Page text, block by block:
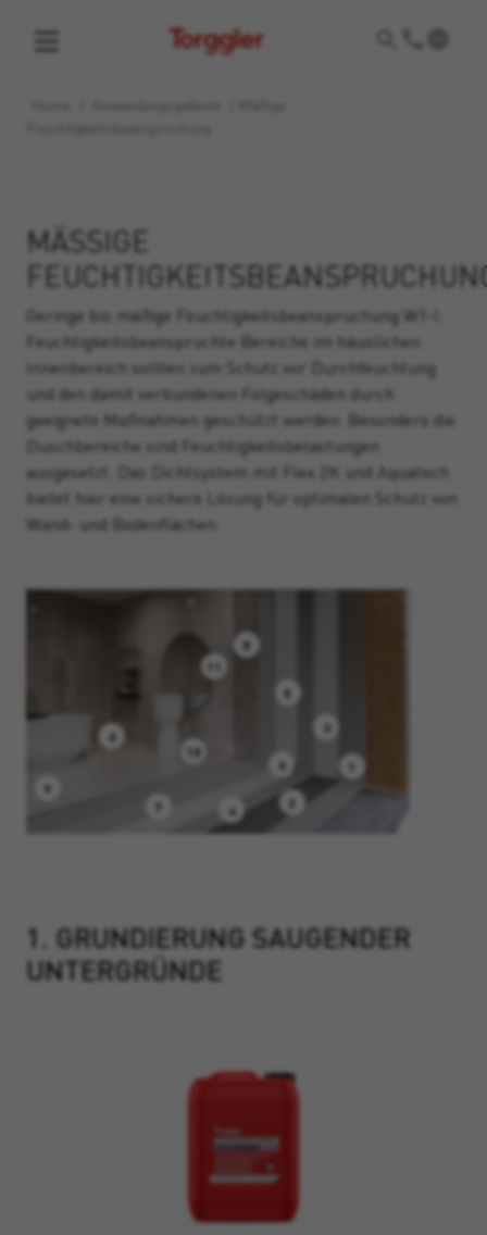
Torggler
MÄSSIGE F
EUCHTIGKEITSBEANSPRUCHUNG
Geringe bis mäßige Feuchtigkeitsbeanspruchung W1-I:
Feuchtigkeitsbeanspruchte Bereiche im häuslichen
Innenbereich sollten zum Schutz vor Durchfeuchtung
und den damit verbundenen Folgeschäden durch
geeignete Maßnahmen geschützt werden. Besonders die
Duschbereiche sind Feuchtigkeitsbelastungen
ausgesetzt. Das Dichtsystem mit Flex 2K und Aquatech
bietet hier eine sichere Lösung für optimalen Schutz von
Wand- und Bodenflächen.
2
3
4
5
6
6
8
9
10
1. GRUNDIERUNG SAUGENDER
UNTERGRÜNDE